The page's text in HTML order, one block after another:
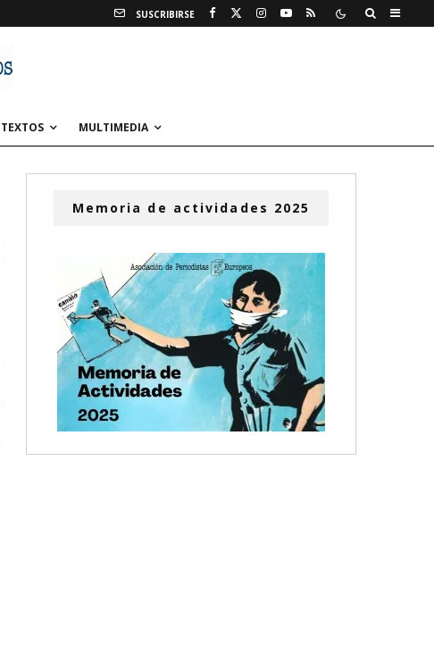
SUSCRIBIRSE
TEXTOS MULTIMEDIA
Memoria de actividades 2025